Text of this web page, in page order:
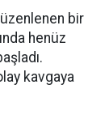
bir
henüz
kavgaya